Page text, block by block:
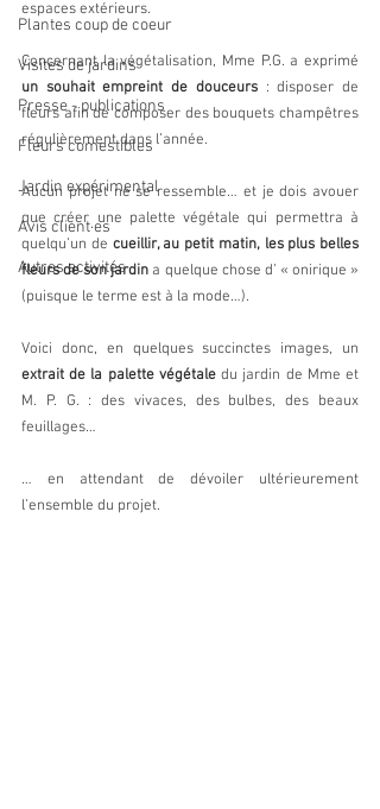
Plantes coup de coeur
Visites de jardins
Presse - publications
Fleurs comestibles
Jardin expérimental
Avis client·es
Autres activités
espaces extérieurs.
un souhait empreint de douceurs : disposer de
fleurs afin de composer des bouquets champêtres
régulièrement dans l’année.
Aucun projet ne se ressemble… et je dois avouer
que créer une palette végétale qui permettra à
quelqu’un de cueillir, au petit matin, les plus belles
fleurs de son jardin a quelque chose d’ « onirique »
(puisque le terme est à la mode…).
extrait de la palette végétale du jardin de Mme et
M. P. G. : des vivaces, des bulbes, des beaux
feuillages…
… en attendant de dévoiler ultérieurement
l’ensemble du projet.